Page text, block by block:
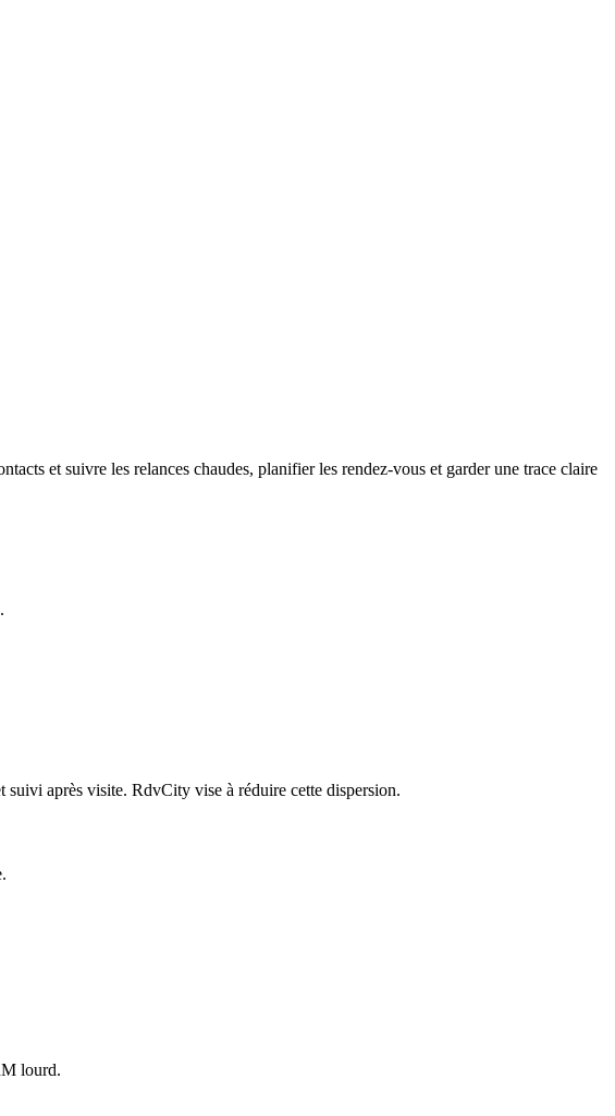
et suivre les relances chaudes, planifier les rendez-vous et garder une trace claire
suivi après visite. RdvCity vise à réduire cette dispersion.
lourd.